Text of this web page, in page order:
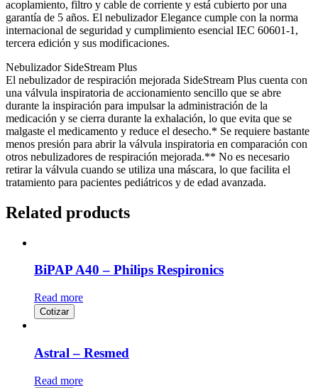
acoplamiento, filtro y cable de corriente y está cubierto por una
garantía de 5 años. El nebulizador Elegance cumple con la norma
internacional de seguridad y cumplimiento esencial IEC 60601-1,
tercera edición y sus modificaciones.
Nebulizador SideStream Plus
El nebulizador de respiración mejorada SideStream Plus cuenta con
una válvula inspiratoria de accionamiento sencillo que se abre
durante la inspiración para impulsar la administración de la
medicación y se cierra durante la exhalación, lo que evita que se
malgaste el medicamento y reduce el desecho.* Se requiere bastante
menos presión para abrir la válvula inspiratoria en comparación con
otros nebulizadores de respiración mejorada.** No es necesario
retirar la válvula cuando se utiliza una máscara, lo que facilita el
tratamiento para pacientes pediátricos y de edad avanzada.
Related products
BiPAP A40 – Philips Respironics
Read more
Cotizar
Astral – Resmed
Read more